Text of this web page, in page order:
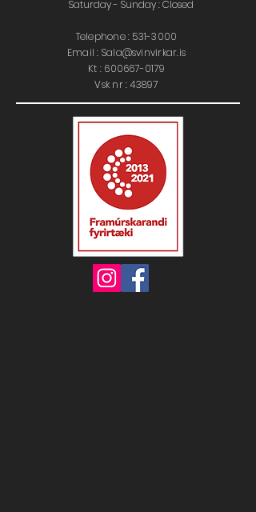
Saturday - Sunday : Closed
Telephone : 531-3000
Email : Sala@svinvirkar.is
​​Kt : 600667-0179
Vsk nr : 43897